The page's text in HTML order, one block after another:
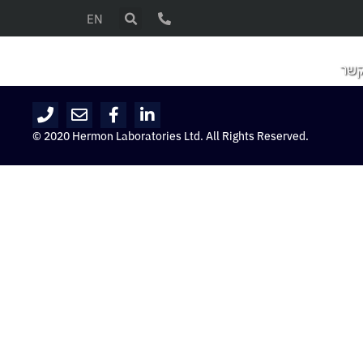
EN
© 2020 Hermon Laboratories Ltd. All Rights Reserved.